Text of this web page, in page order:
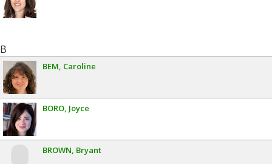
B
BEM Caroline
BORO Joyce
BROWN Bryant